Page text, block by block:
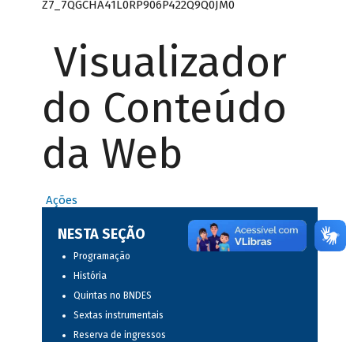
Z7_7QGCHA41L0RP906P422Q9Q0JM0
Visualizador
do Conteúdo
da Web
Ações
NESTA SEÇÃO
Programação
História
Quintas no BNDES
Sextas instrumentais
Reserva de ingressos